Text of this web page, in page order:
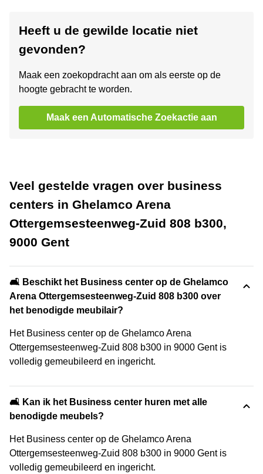
Heeft u de gewilde locatie niet
gevonden?
Maak een zoekopdracht aan om als eerste op de
hoogte gebracht te worden.
Maak een Automatische Zoekactie aan
Veel gestelde vragen over business
centers in Ghelamco Arena
Ottergemsesteenweg-Zuid 808 b300,
9000 Gent
🛋️ Beschikt het Business center op de Ghelamco
Arena Ottergemsesteenweg-Zuid 808 b300 over
het benodigde meubilair?
Het Business center op de Ghelamco Arena
Ottergemsesteenweg-Zuid 808 b300 in 9000 Gent is
volledig gemeubileerd en ingericht.
🛋️ Kan ik het Business center huren met alle
benodigde meubels?
Het Business center op de Ghelamco Arena
Ottergemsesteenweg-Zuid 808 b300 in 9000 Gent is
volledig gemeubileerd en ingericht.